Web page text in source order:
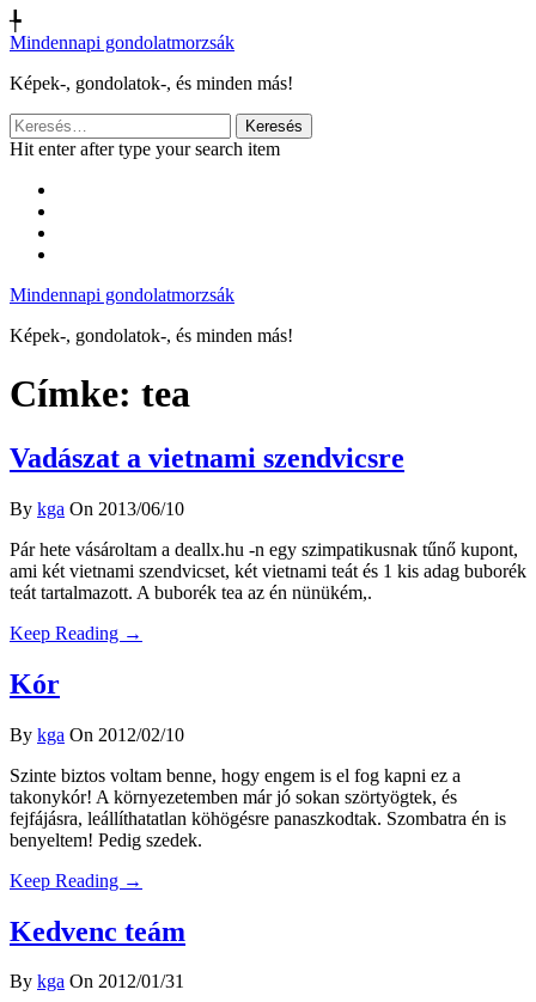
╄
Mindennapi gondolatmorzsák
Képek-, gondolatok-, és minden más!
Keresés:
Hit enter after type your search item
Mindennapi gondolatmorzsák
Képek-, gondolatok-, és minden más!
Címke: tea
Vadászat a vietnami szendvicsre
By kga On 2013/06/10
Pár hete vásároltam a deallx.hu -n egy szimpatikusnak tűnő kupont,
ami két vietnami szendvicset, két vietnami teát és 1 kis adag buborék
teát tartalmazott. A buborék tea az én nünükém,.
Keep Reading →
Kór
By kga On 2012/02/10
Szinte biztos voltam benne, hogy engem is el fog kapni ez a
takonykór! A környezetemben már jó sokan szörtyögtek, és
fejfájásra, leállíthatatlan köhögésre panaszkodtak. Szombatra én is
benyeltem! Pedig szedek.
Keep Reading →
Kedvenc teám
By kga On 2012/01/31